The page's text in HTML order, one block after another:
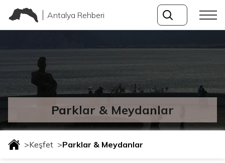
Antalya Rehberi
Parklar & Meydanlar
>Keşfet >Parklar & Meydanlar